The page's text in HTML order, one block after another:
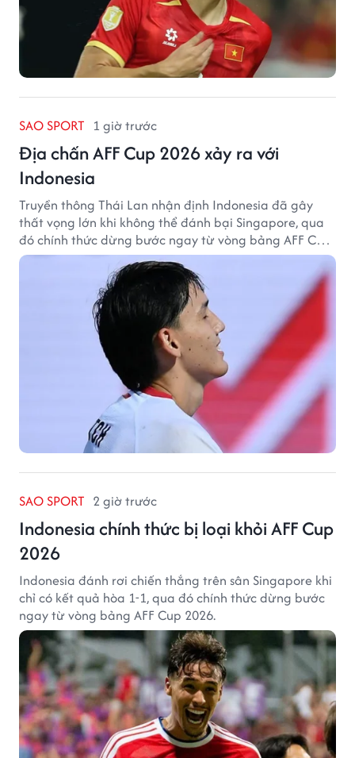
SAO SPORT 1 giờ trước
Địa chấn AFF Cup 2026 xảy ra với
Indonesia
Truyền thông Thái Lan nhận định Indonesia đã gây
thất vọng lớn khi không thể đánh bại Singapore, qua
đó chính thức dừng bước ngay từ vòng bảng AFF Cup
2026.
SAO SPORT 2 giờ trước
Indonesia chính thức bị loại khỏi AFF Cup
2026
Indonesia đánh rơi chiến thắng trên sân Singapore khi
chỉ có kết quả hòa 1-1, qua đó chính thức dừng bước
ngay từ vòng bảng AFF Cup 2026.